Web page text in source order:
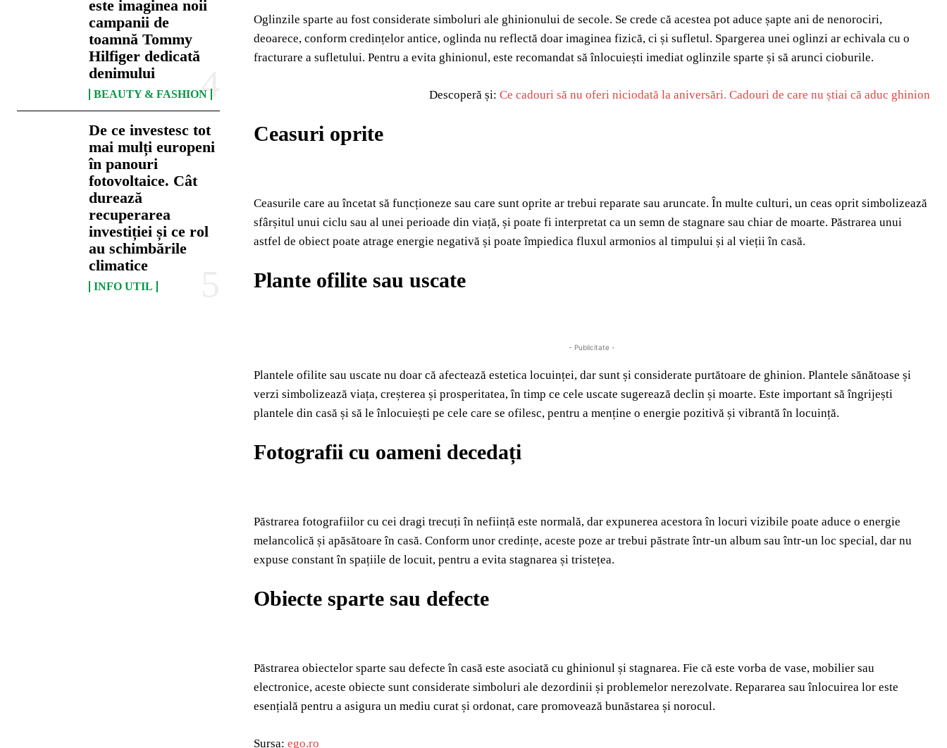
este imaginea noii
campanii de
toamnă Tommy
Hilfiger dedicată
denimului
BEAUTY & FASHION
De ce investesc tot
mai mulți europeni
în panouri
fotovoltaice. Cât
durează
recuperarea
investiției și ce rol
au schimbările
climatice
INFO UTIL
Oglinzile sparte au fost considerate simboluri ale ghinionului de secole. Se crede că acestea pot aduce șapte ani de nenorociri,
deoarece, conform credințelor antice, oglinda nu reflectă doar imaginea fizică, ci și sufletul. Spargerea unei oglinzi ar echivala cu o
fracturare a sufletului. Pentru a evita ghinionul, este recomandat să înlocuiești imediat oglinzile sparte și să arunci cioburile.
Descoperă și: Ce cadouri să nu oferi niciodată la aniversări. Cadouri de care nu știai că aduc ghinion
Ceasuri oprite
Ceasurile care au încetat să funcționeze sau care sunt oprite ar trebui reparate sau aruncate. În multe culturi, un ceas oprit simbolizează
sfârșitul unui ciclu sau al unei perioade din viață, și poate fi interpretat ca un semn de stagnare sau chiar de moarte. Păstrarea unui
astfel de obiect poate atrage energie negativă și poate împiedica fluxul armonios al timpului și al vieții în casă.
Plante ofilite sau uscate
- Publicitate -
Plantele ofilite sau uscate nu doar că afectează estetica locuinței, dar sunt și considerate purtătoare de ghinion. Plantele sănătoase și
verzi simbolizează viața, creșterea și prosperitatea, în timp ce cele uscate sugerează declin și moarte. Este important să îngrijești
plantele din casă și să le înlocuiești pe cele care se ofilesc, pentru a menține o energie pozitivă și vibrantă în locuință.
Fotografii cu oameni decedați
Păstrarea fotografiilor cu cei dragi trecuți în neființă este normală, dar expunerea acestora în locuri vizibile poate aduce o energie
melancolică și apăsătoare în casă. Conform unor credințe, aceste poze ar trebui păstrate într-un album sau într-un loc special, dar nu
expuse constant în spațiile de locuit, pentru a evita stagnarea și tristețea.
Obiecte sparte sau defecte
Păstrarea obiectelor sparte sau defecte în casă este asociată cu ghinionul și stagnarea. Fie că este vorba de vase, mobilier sau
electronice, aceste obiecte sunt considerate simboluri ale dezordinii și problemelor nerezolvate. Repararea sau înlocuirea lor este
esențială pentru a asigura un mediu curat și ordonat, care promovează bunăstarea și norocul.
Sursa: ego.ro